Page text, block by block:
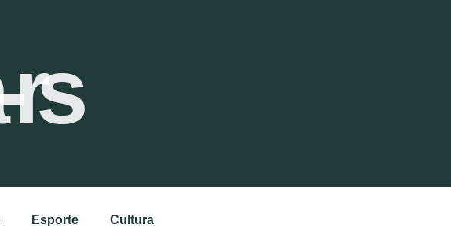
Esporte Cultura